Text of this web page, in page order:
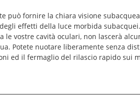
fornire la chiara visione
effetti della luce morbida subacquei.
vostre cavità oculari, non lascerà
Potete nuotare liberamente senza
ed il fermaglio del rilascio rapido sui